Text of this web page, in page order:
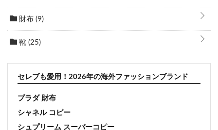
財布 (9)
靴 (25)
セレブも愛用！2026年の海外ファッションブランド
プラダ 財布
シャネル コピー
シュプリーム スーパーコピー